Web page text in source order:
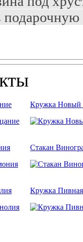
Кружка Новый
Стакан
Кружка Пивная